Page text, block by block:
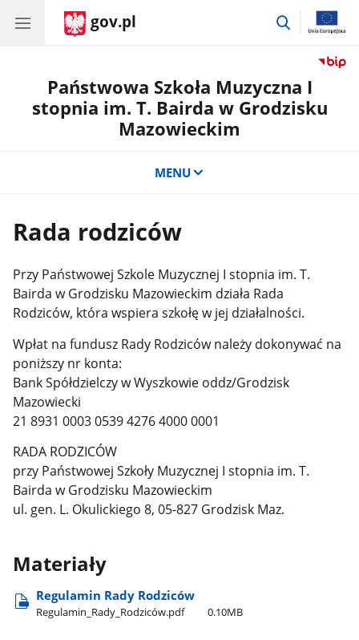
gov.pl
przejdź
Państwowa Szkoła Muzyczna I
stopnia im. T. Bairda w Grodzisku
Mazowieckim
MENU
Rada rodziców
Przy Państwowej Szkole Muzycznej I stopnia im. T.
Bairda w Grodzisku Mazowieckim działa Rada
Rodziców, która wspiera szkołę w jej działalności.
Wpłat na fundusz Rady Rodziców należy dokonywać na
poniższy nr konta:
Bank Spółdzielczy w Wyszkowie oddz/Grodzisk
Mazowiecki
21 8931 0003 0539 4276 4000 0001
RADA RODZICÓW
przy Państwowej Szkoły Muzycznej I stopnia im. T.
Bairda w Grodzisku Mazowieckim
ul. gen. L. Okulickiego 8, 05-827 Grodzisk Maz.
Materiały
Regulamin Rady Rodziców
Regulamin​_Rady​_Rodziców.pdf 0.10MB